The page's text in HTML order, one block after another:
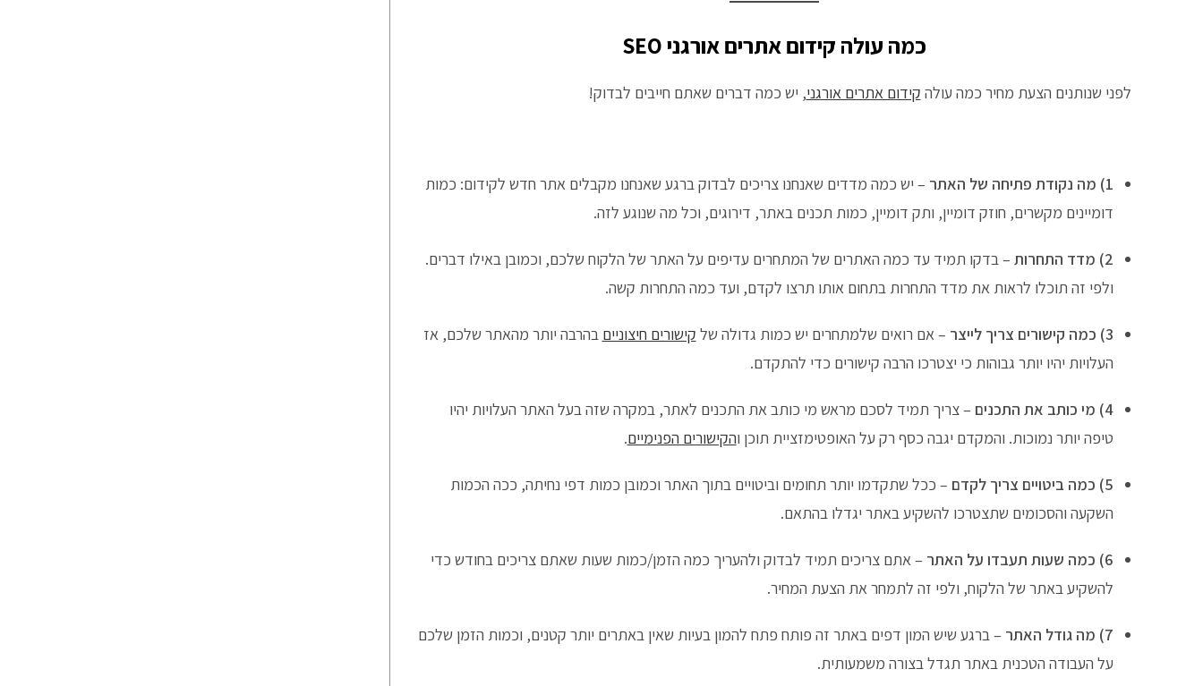
כמה עולה קידום אתרים אורגני SEO
לפני שנותנים הצעת מחיר כמה עולה קידום אתרים אורגני, יש כמה דברים שאתם חייבים לבדוק!
1) מה נקודת פתיחה של האתר
– יש כמה מדדים שאנחנו צריכים לבדוק ברגע שאנחנו מקבלים אתר חדש לקידום: כמות
דומיינים מקשרים, חוזק דומיין, ותק דומיין, כמות תכנים באתר, דירוגים, וכל מה שנוגע לזה.
2) מדד התחרות
– בדקו תמיד עד כמה האתרים של המתחרים עדיפים על האתר של הלקוח שלכם, וכמובן באילו דברים.
ולפי זה תוכלו לראות את מדד התחרות בתחום אותו תרצו לקדם, ועד כמה התחרות קשה.
3) כמה קישורים צריך לייצר – אם רואים שלמתחרים יש כמות גדולה של קישורים חיצוניים בהרבה יותר מהאתר שלכם, אז
העלויות יהיו יותר גבוהות כי יצטרכו הרבה קישורים כדי להתקדם.
4) מי כותב את התכנים
– צריך תמיד לסכם מראש מי כותב את התכנים לאתר, במקרה שזה בעל האתר העלויות יהיו
טיפה יותר נמוכות. והמקדם יגבה כסף רק על האופטימזציית תוכן והקישורים הפנימיים.
5) כמה ביטויים צריך לקדם
– ככל שתקדמו יותר תחומים וביטויים בתוך האתר וכמובן כמות דפי נחיתה, ככה הכמות
השקעה והסכומים שתצטרכו להשקיע באתר יגדלו בהתאם.
6) כמה שעות תעבדו על האתר
– אתם צריכים תמיד לבדוק ולהעריך כמה הזמן/כמות שעות שאתם צריכים בחודש כדי
להשקיע באתר של הלקוח, ולפי זה לתמחר את הצעת המחיר.
7) מה גודל האתר
– ברגע שיש המון דפים באתר זה פותח פתח להמון בעיות שאין באתרים יותר קטנים, וכמות הזמן שלכם
על העבודה הטכנית באתר תגדל בצורה משמעותית.